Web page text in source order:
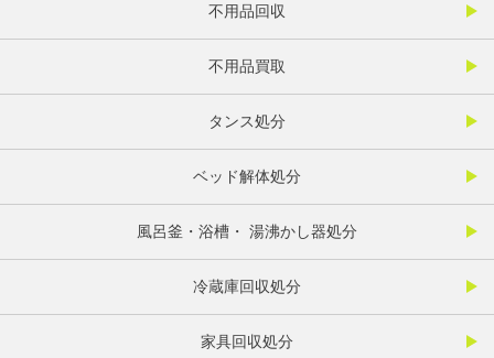
不用品回収
不用品買取
タンス処分
ベッド解体処分
風呂釜・浴槽・ 湯沸かし器処分
冷蔵庫回収処分
家具回収処分